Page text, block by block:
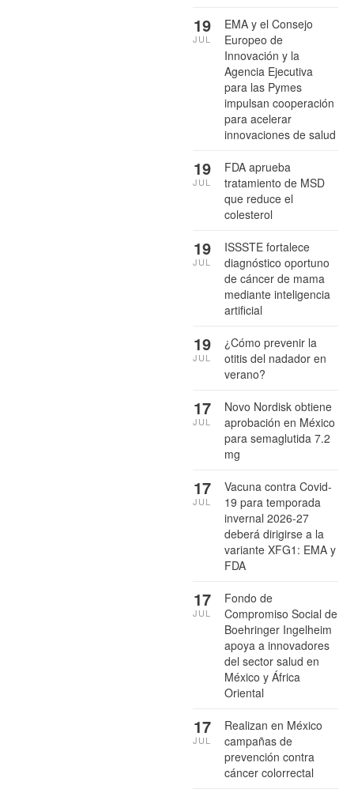
EMA y el Consejo
Europeo de
Innovación y la
Agencia Ejecutiva
para las Pymes
impulsan cooperación
para acelerar
innovaciones de salud
19
JUL
FDA aprueba
tratamiento de MSD
que reduce el
colesterol
19
JUL
ISSSTE fortalece
diagnóstico oportuno
de cáncer de mama
mediante inteligencia
artificial
19
JUL
¿Cómo prevenir la
otitis del nadador en
verano?
19
JUL
Novo Nordisk obtiene
aprobación en México
para semaglutida 7.2
mg
17
JUL
Vacuna contra Covid-
19 para temporada
invernal 2026-27
deberá dirigirse a la
variante XFG1: EMA y
FDA
17
JUL
Fondo de
Compromiso Social de
Boehringer Ingelheim
apoya a innovadores
del sector salud en
México y África
Oriental
17
JUL
Realizan en México
campañas de
prevención contra
cáncer colorrectal
17
JUL